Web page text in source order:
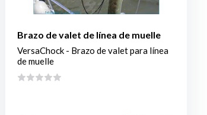
Brazo de valet de línea de muelle
VersaChock - Brazo de valet para línea
de muelle